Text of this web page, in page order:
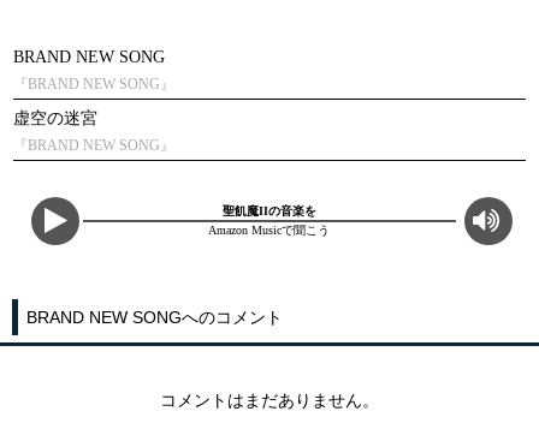
BRAND NEW SONG
『BRAND NEW SONG』
虚空の迷宮
『BRAND NEW SONG』
聖飢魔IIの音楽を
Amazon Musicで聞こう
BRAND NEW SONGへのコメント
コメントはまだありません。